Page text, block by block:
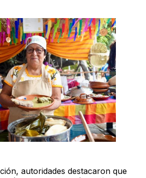
autoridades destacaron que